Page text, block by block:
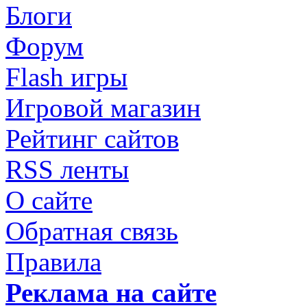
Блоги
Форум
Flash игры
Игровой магазин
Рейтинг сайтов
RSS ленты
О сайте
Обратная связь
Правила
Реклама на сайте